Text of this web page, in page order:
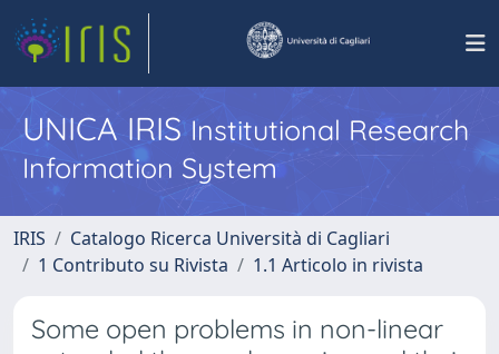
UNICA IRISInstitutional Research
Information System
IRIS
Catalogo Ricerca Università di Cagliari
1 Contributo su Rivista
1.1 Articolo in rivista
Some open problems in non-linear